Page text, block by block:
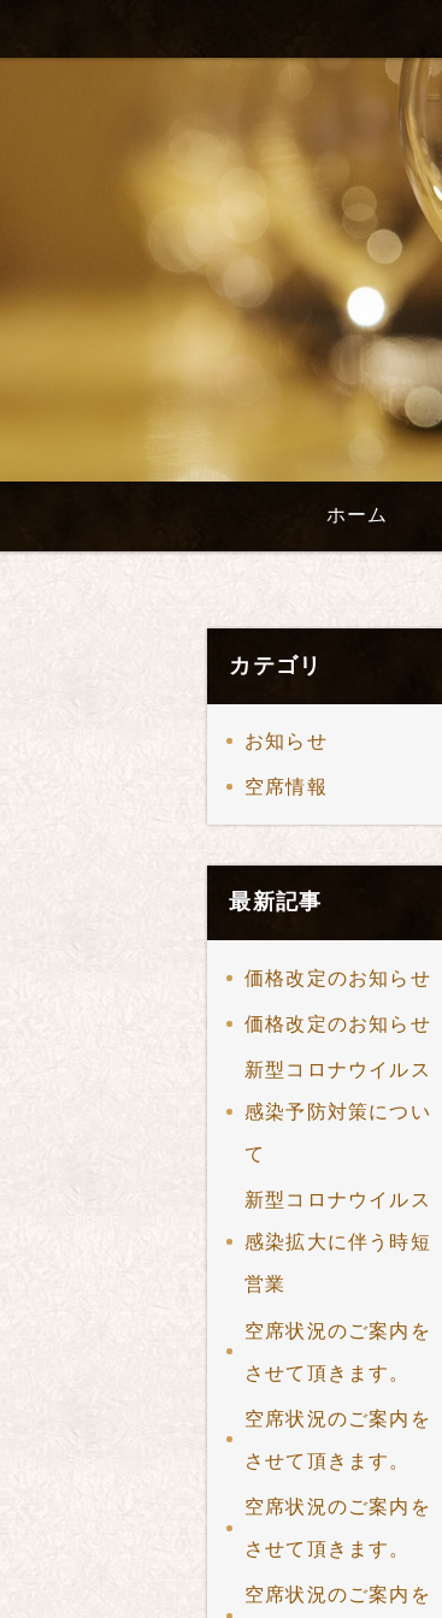
ホーム
カテゴリ
お知らせ
空席情報
最新記事
価格改定のお知らせ
価格改定のお知らせ
新型コロナウイルス
感染予防対策につい
て
新型コロナウイルス
感染拡大に伴う時短
営業
空席状況のご案内を
させて頂きます。
空席状況のご案内を
させて頂きます。
空席状況のご案内を
させて頂きます。
空席状況のご案内を